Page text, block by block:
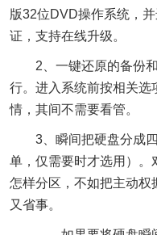
版32位DVD操作系统，
证，支持在线升级。
2、一键还原的备份和
行。进入系统前按相关选
情，其间不需要看管。
3、瞬间把硬盘分成四
单，仅需要时才选用）。
怎样分区，不如把主动权
又省事。